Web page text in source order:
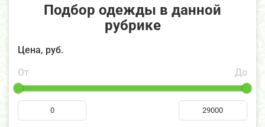
Подбор одежды в данной
рубрике
Цена, руб.
От
До